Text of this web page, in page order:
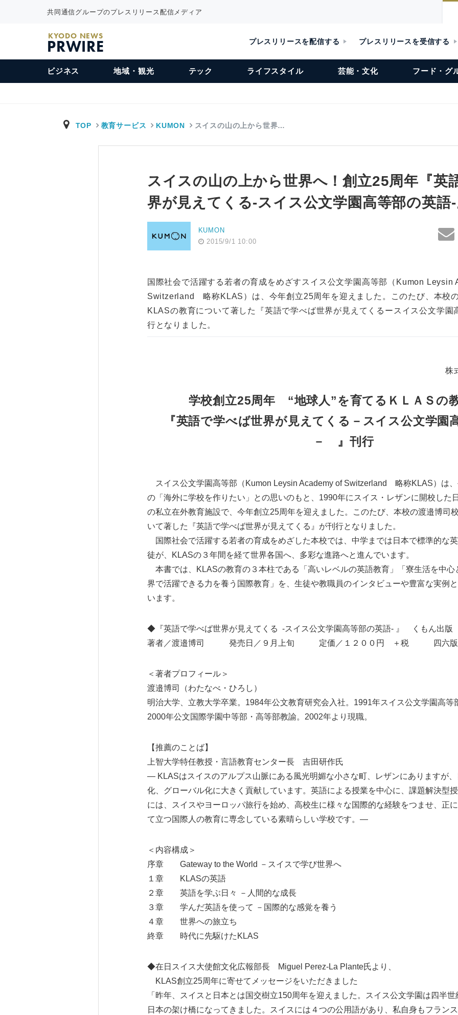
共同通信グループのプレスリリース配信メディア
KYODO NEWS
PRWIRE プレスリリースを配信する プレスリリースを受信する
ビジネス 地域・観光 テック ライフスタイル 芸能・文化 フード・グ
TOP 教育サービス KUMON スイスの山の上から世界…
スイスの山の上から世界へ！創立25周年『英
界が見えてくる-スイス公文学園高等部の英語
KUMON
2015/9/1 10:00
国際社会で活躍する若者の育成をめざすスイス公文学園高等部（Kumon Leysin
Switzerland 略称KLAS）は、今年創立25周年を迎えました。このたび、本校
KLASの教育について著した『英語で学べば世界が見えてくるースイス公文学園
行となりました。
株
学校創立25周年 “地球人”を育てるＫＬＡＳの
『英語で学べば世界が見えてくる－スイス公文学園
－ 』刊行
スイス公文学園高等部（Kumon Leysin Academy of Switzerland 略称KLAS）は
の「海外に学校を作りたい」との思いのもと、1990年にスイス・レザンに開校した
の私立在外教育施設で、今年創立25周年を迎えました。このたび、本校の渡邉博司
いて著した『英語で学べば世界が見えてくる』が刊行となりました。
国際社会で活躍する若者の育成をめざした本校では、中学までは日本で標準的な
徒が、KLASの３年間を経て世界各国へ、多彩な進路へと進んでいます。
本書では、KLASの教育の３本柱である「高いレベルの英語教育」「寮生活を中心
界で活躍できる力を養う国際教育」を、生徒や教職員のインタビューや豊富な実例
います。
◆『英語で学べば世界が見えてくる -スイス公文学園高等部の英語- 』 くもん出版
著者／渡邉博司 発売日／９月上旬 定価／１２００円 ＋税 四六版／
＜著者プロフィール＞
渡邉博司（わたなべ・ひろし）
明治大学、立教大学卒業。1984年公文教育研究会入社。1991年スイス公文学園高等
2000年公文国際学園中等部・高等部教諭。2002年より現職。
【推薦のことば】
上智大学特任教授・言語教育センター長 吉田研作氏
― KLASはスイスのアルプス山脈にある風光明媚な小さな町、レザンにありますが
化、グローバル化に大きく貢献しています。英語による授業を中心に、課題解決型
には、スイスやヨーロッパ旅行を始め、高校生に様々な国際的な経験をつませ、正
て立つ国際人の教育に専念している素晴らしい学校です。―
＜内容構成＞
序章 Gateway to the World －スイスで学び世界へ
１章 KLASの英語
２章 英語を学ぶ日々 －人間的な成長
３章 学んだ英語を使って －国際的な感覚を養う
４章 世界への旅立ち
終章 時代に先駆けたKLAS
◆在日スイス大使館文化広報部長 Miguel Perez-La Plante氏より、
KLAS創立25周年に寄せてメッセージをいただきました
「昨年、スイスと日本とは国交樹立150周年を迎えました。スイス公文学園は四半
日本の架け橋になってきました。スイスには４つの公用語があり、私自身もフラン